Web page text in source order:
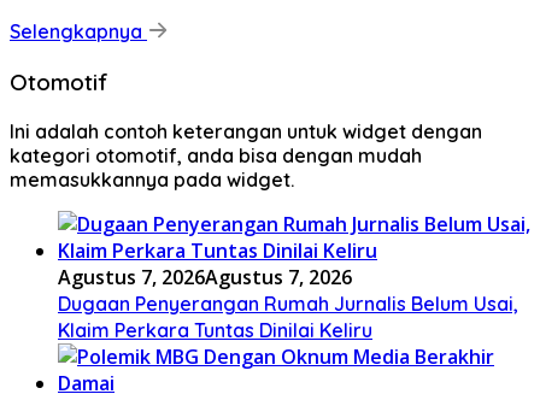
Selengkapnya
Otomotif
Ini adalah contoh keterangan untuk widget dengan
kategori otomotif, anda bisa dengan mudah
memasukkannya pada widget.
Agustus 7, 2026Agustus 7, 2026
Dugaan Penyerangan Rumah Jurnalis Belum Usai,
Klaim Perkara Tuntas Dinilai Keliru